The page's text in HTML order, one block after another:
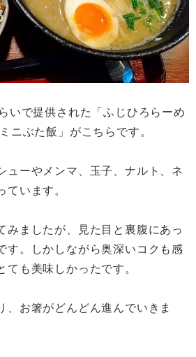
いで提供された「ふじひろらーめ
ニぶた飯」がこちらです。
ューやメンマ、玉子、ナルト、ネ
ています。
みましたが、見た目と裏腹にあっ
す。しかしながら奥深いコクも感
ても美味しかったです。
、お箸がどんどん進んでいきま